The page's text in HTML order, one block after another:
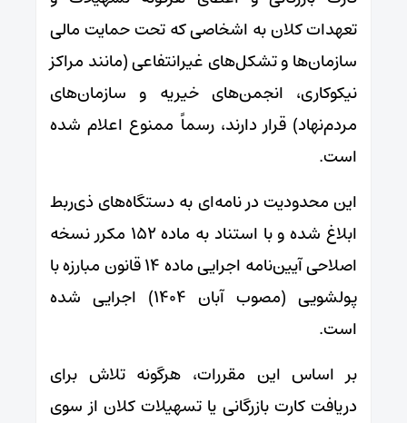
تعهدات کلان به اشخاصی که تحت حمایت مالی
سازمان‌ها و تشکل‌های غیرانتفاعی (مانند مراکز
نیکوکاری، انجمن‌های خیریه و سازمان‌های
مردم‌نهاد) قرار دارند، رسماً ممنوع اعلام شده
است.
این محدودیت در نامه‌ای به دستگاه‌های ذی‌ربط
ابلاغ شده و با استناد به ماده ۱۵۲ مکرر نسخه
اصلاحی آیین‌نامه اجرایی ماده ۱۴ قانون مبارزه با
پولشویی (مصوب آبان ۱۴۰۴) اجرایی شده
است.
بر اساس این مقررات، هرگونه تلاش برای
دریافت کارت بازرگانی یا تسهیلات کلان از سوی